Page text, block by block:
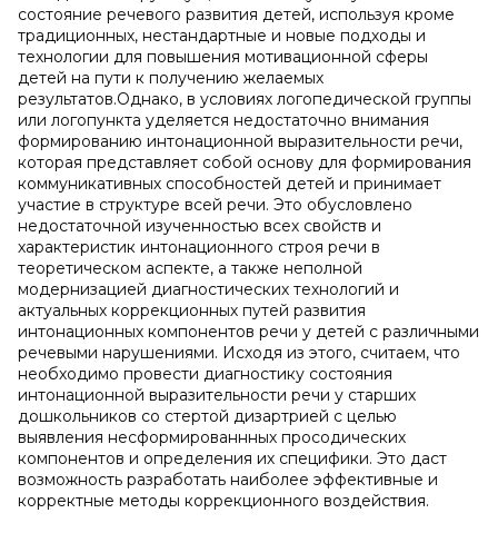
состояние речевого развития детей, используя кроме
традиционных, нестандартные и новые подходы и
технологии для повышения мотивационной сферы
детей на пути к получению желаемых
результатов.Однако, в условиях логопедической группы
или логопункта уделяется недостаточно внимания
формированию интонационной выразительности речи,
которая представляет собой основу для формирования
коммуникативных способностей детей и принимает
участие в структуре всей речи. Это обусловлено
недостаточной изученностью всех свойств и
характеристик интонационного строя речи в
теоретическом аспекте, а также неполной
модернизацией диагностических технологий и
актуальных коррекционных путей развития
интонационных компонентов речи у детей с различными
речевыми нарушениями. Исходя из этого, считаем, что
необходимо провести диагностику состояния
интонационной выразительности речи у старших
дошкольников со стертой дизартрией с целью
выявления несформированнных просодических
компонентов и определения их специфики. Это даст
возможность разработать наиболее эффективные и
корректные методы коррекционного воздействия.